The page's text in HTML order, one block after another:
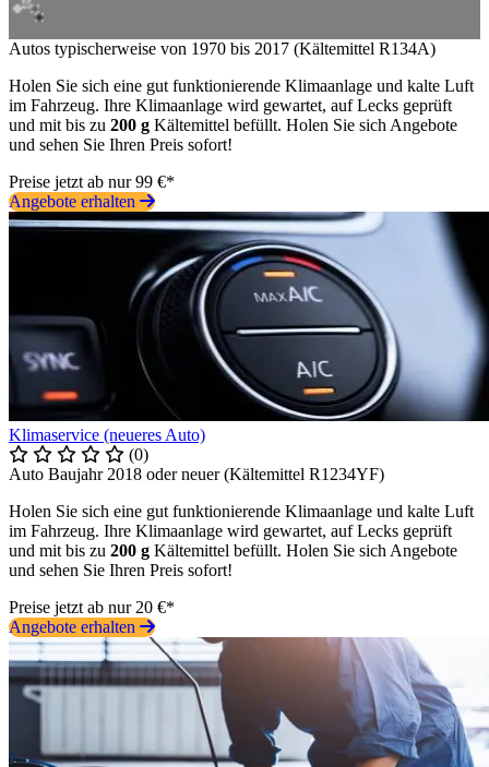
Autos typischerweise von 1970 bis 2017 (Kältemittel R134A)
Holen Sie sich eine gut funktionierende Klimaanlage und kalte Luft
im Fahrzeug. Ihre Klimaanlage wird gewartet, auf Lecks geprüft
und mit bis zu 200 g Kältemittel befüllt. Holen Sie sich Angebote
und sehen Sie Ihren Preis sofort!
Preise jetzt ab nur 99 €*
Angebote erhalten
Klimaservice (neueres Auto)
(0)
Auto Baujahr 2018 oder neuer (Kältemittel R1234YF)
Holen Sie sich eine gut funktionierende Klimaanlage und kalte Luft
im Fahrzeug. Ihre Klimaanlage wird gewartet, auf Lecks geprüft
und mit bis zu 200 g Kältemittel befüllt. Holen Sie sich Angebote
und sehen Sie Ihren Preis sofort!
Preise jetzt ab nur 20 €*
Angebote erhalten